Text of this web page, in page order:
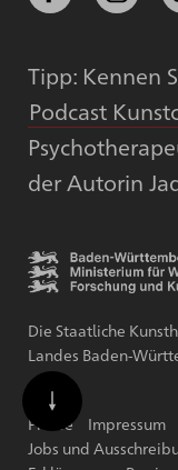
Tipp: Kennen
Podcast
der Autorin
Die Staatliche
Landes Baden-
Presse Impressum
Jobs und